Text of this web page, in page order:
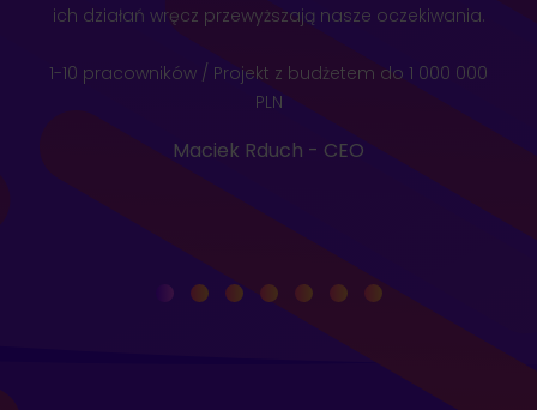
ich działań wręcz przewyższają nasze oczekiwania.
1-10 pracowników / Projekt z budżetem do 1 000 000
PLN
Maciek Rduch - CEO